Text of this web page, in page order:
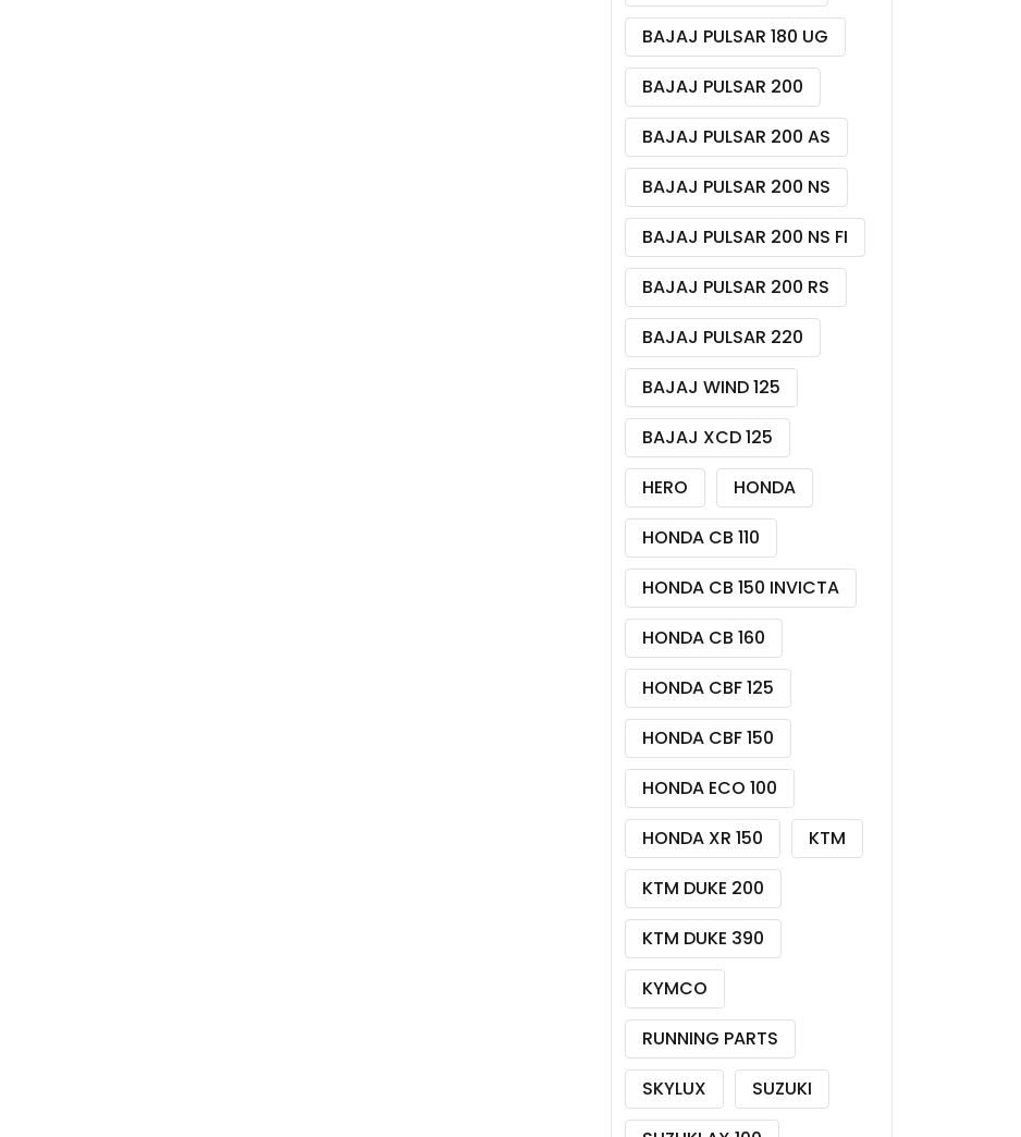
BAJAJ PULSAR 180 UG
BAJAJ PULSAR 200
BAJAJ PULSAR 200 AS
BAJAJ PULSAR 200 NS
BAJAJ PULSAR 200 NS FI
BAJAJ PULSAR 200 RS
BAJAJ PULSAR 220
BAJAJ WIND 125
BAJAJ XCD 125
HERO
HONDA
HONDA CB 110
HONDA CB 150 INVICTA
HONDA CB 160
HONDA CBF 125
HONDA CBF 150
HONDA ECO 100
HONDA XR 150
KTM
KTM DUKE 200
KTM DUKE 390
KYMCO
RUNNING PARTS
SKYLUX
SUZUKI